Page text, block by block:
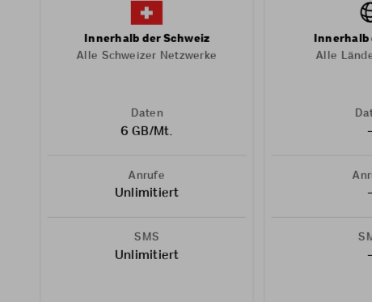
Innerhalb der Schweiz
Alle Schweizer Netzwerke
Daten
6 GB/Mt.
Anrufe
Unlimitiert
SMS
Unlimitiert
Innerhalb
Alle